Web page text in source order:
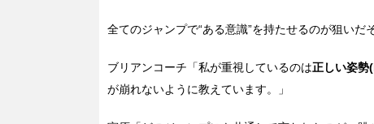
全てのジャンプで“ある意識”を持たせるのが狙いだ
ブリアンコーチ「私が重視しているのは正しい姿
が崩れないように教えています。」